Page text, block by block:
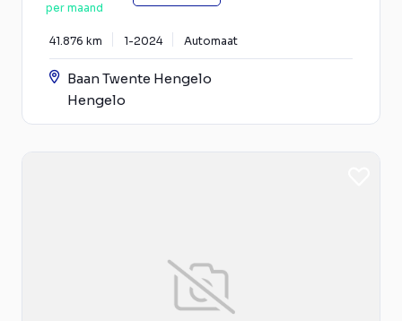
per maand
41.876 km 1-2024 Automaat
Baan Twente Hengelo
Hengelo